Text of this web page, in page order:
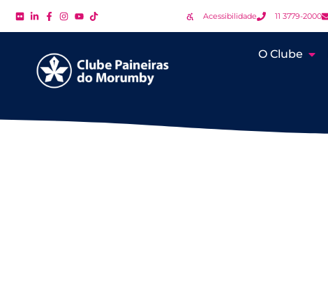
Acessibilidade 11 3779-2000
O Clube